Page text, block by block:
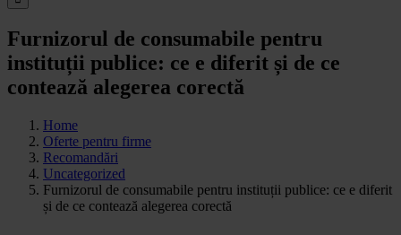
Furnizorul de consumabile pentru
instituții publice: ce e diferit și de ce
contează alegerea corectă
Home
Oferte pentru firme
Recomandări
Uncategorized
Furnizorul de consumabile pentru instituții publice: ce e diferit
și de ce contează alegerea corectă